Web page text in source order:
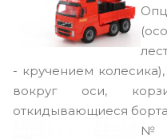
- кручением
вокруг оси,
откидывающиеся